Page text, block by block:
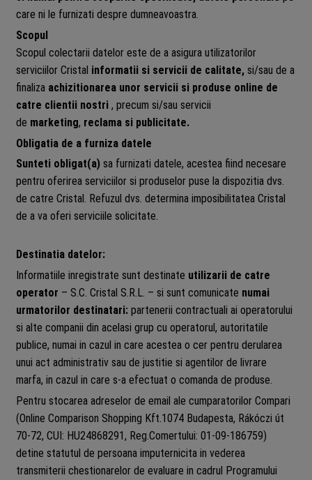
care ni le furnizati despre dumneavoastra.
Scopul
Scopul colectarii datelor este de a asigura utilizatorilor
serviciilor Cristal informatii si servicii de calitate, si/sau de a
finaliza achizitionarea unor servicii si produse online de
catre clientii nostri, precum si/sau servicii
de marketing, reclama si publicitate.
Obligatia de a furniza datele
Sunteti obligat(a)sa furnizati datele, acestea fiind necesare
pentru oferirea serviciilor si produselor puse la dispozitia dvs.
de catre Cristal. Refuzul dvs. determina imposibilitatea Cristal
de a va oferi serviciile solicitate.
Destinatia datelor:
Informatiile inregistrate sunt destinate utilizarii de catre
operator – S.C. Cristal S.R.L. – si sunt comunicate numai
urmatorilor destinatari:partenerii contractuali ai operatorului
si alte companii din acelasi grup cu operatorul, autoritatile
publice, numai in cazul in care acestea o cer pentru derularea
unui act administrativ sau de justitie si agentilor de livrare
marfa, in cazul in care s-a efectuat o comanda de produse.
Pentru stocarea adreselor de email ale cumparatorilor Compari
(Online Comparison Shopping Kft.1074 Budapesta, Rákóczi út
70-72, CUI: HU24868291, Reg.Comertului: 01-09-186759)
detine statutul de persoana imputernicita in vederea
transmiterii chestionarelor de evaluare in cadrul Programului